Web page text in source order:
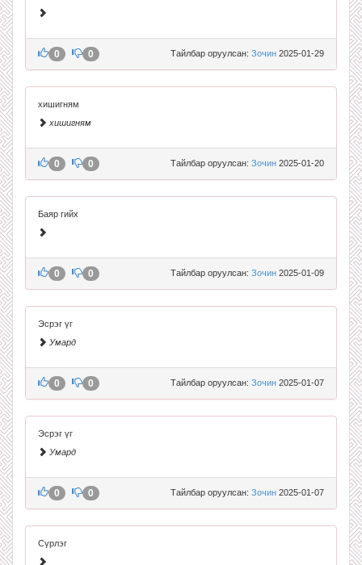
Тайлбар оруулсан: Зочин 2025-01-29
0 0
хишигням
хишигням
Тайлбар оруулсан: Зочин 2025-01-20
0 0
Баяр гийх
Тайлбар оруулсан: Зочин 2025-01-09
0 0
Эсрэг үг
Умард
Тайлбар оруулсан: Зочин 2025-01-07
0 0
Эсрэг үг
Умард
Тайлбар оруулсан: Зочин 2025-01-07
0 0
Сүрлэг